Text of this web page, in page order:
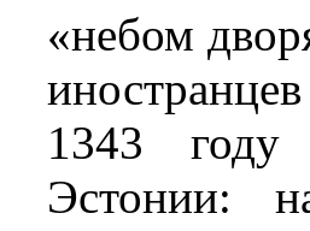
«небом
1343 году
Эстонии: